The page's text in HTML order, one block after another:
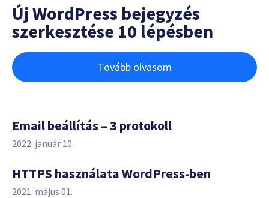
Új WordPress bejegyzés
szerkesztése 10 lépésben
Tovább olvasom
Email beállítás – 3 protokoll
2022. január 10.
HTTPS használata WordPress-ben
2021. május 01.